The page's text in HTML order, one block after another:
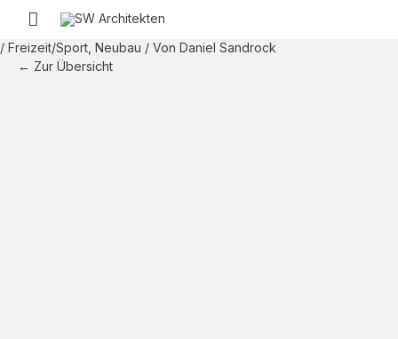
springen
Hauptmenü
/ Freizeit/Sport Neubau / Von Daniel Sandrock
← Zur Übersicht